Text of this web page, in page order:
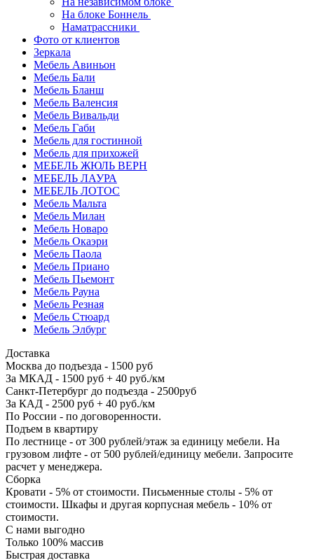
На блоке Боннель
Наматрассники
Фото от клиентов
Зеркала
Мебель Авиньон
Мебель Бали
Мебель Бланш
Мебель Валенсия
Мебель Вивальди
Мебель Габи
Мебель для гостинной
Мебель для прихожей
МЕБЕЛЬ ЖЮЛЬ ВЕРН
МЕБЕЛЬ ЛАУРА
МЕБЕЛЬ ЛОТОС
Мебель Мальта
Мебель Милан
Мебель Новаро
Мебель Окаэри
Мебель Паола
Мебель Приано
Мебель Пьемонт
Мебель Рауна
Мебель Резная
Мебель Стюард
Мебель Элбург
Доставка
Москва до подъезда - 1500 руб
За МКАД - 1500 руб + 40 руб./км
Санкт-Петербург до подъезда - 2500руб
За КАД - 2500 руб + 40 руб./км
По России - по договоренности.
Подъем в квартиру
По лестнице - от 300 рублей/этаж за единицу мебели. На
грузовом лифте - от 500 рублей/единицу мебели. Запросите
расчет у менеджера.
Сборка
Кровати - 5% от стоимости. Письменные столы - 5% от
стоимости. Шкафы и другая корпусная мебель - 10% от
стоимости.
С нами выгодно
Только 100% массив
Быстрая доставка